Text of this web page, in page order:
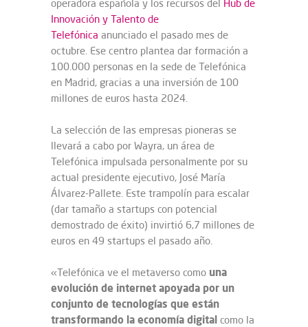
operadora española y los recursos del Hub de
Innovación y Talento de
Telefónica anunciado el pasado mes de
octubre. Ese centro plantea dar formación a
100.000 personas en la sede de Telefónica
en Madrid, gracias a una inversión de 100
millones de euros hasta 2024.
La selección de las empresas pioneras se
llevará a cabo por Wayra, un área de
Telefónica impulsada personalmente por su
actual presidente ejecutivo, José María
Álvarez-Pallete. Este trampolín para escalar
(dar tamaño a startups con potencial
demostrado de éxito) invirtió 6,7 millones de
euros en 49 startups el pasado año.
«Telefónica ve el metaverso como una
evolución de internet apoyada por un
conjunto de tecnologías que están
transformando la economía digital como la